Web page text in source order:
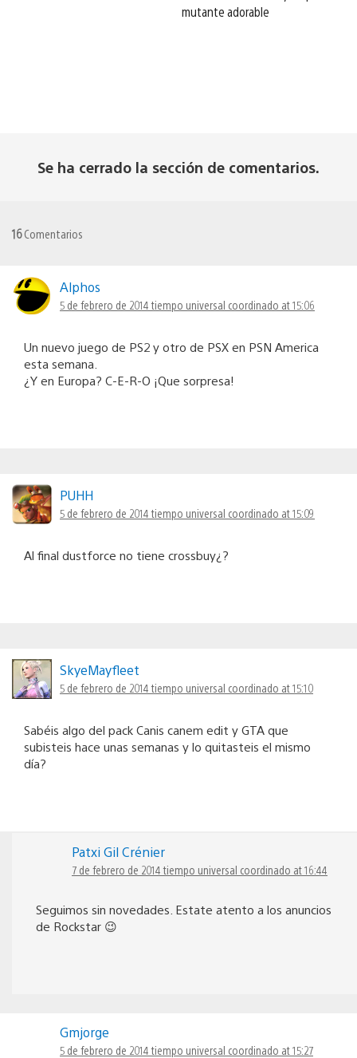
mutante adorable
Se ha cerrado la sección de comentarios.
16Comentarios
Alphos
5 de febrero de 2014 tiempo universal coordinado at 15:06
Un nuevo juego de PS2 y otro de PSX en PSN America
esta semana.
¿Y en Europa? C-E-R-O ¡Que sorpresa!
PUHH
5 de febrero de 2014 tiempo universal coordinado at 15:09
Al final dustforce no tiene crossbuy¿?
SkyeMayfleet
5 de febrero de 2014 tiempo universal coordinado at 15:10
Sabéis algo del pack Canis canem edit y GTA que
subisteis hace unas semanas y lo quitasteis el mismo
día?
Patxi Gil Crénier
7 de febrero de 2014 tiempo universal coordinado at 16:44
Seguimos sin novedades. Estate atento a los anuncios
de Rockstar 😉
Gmjorge
5 de febrero de 2014 tiempo universal coordinado at 15:27